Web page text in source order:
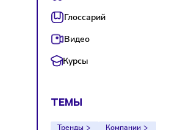
Рейтинг франшиз
Глоссарий
Видео